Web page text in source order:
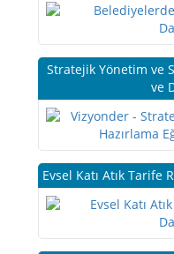
Stratejik Yönetim ve
ve
Evsel Katı Atık Tarife